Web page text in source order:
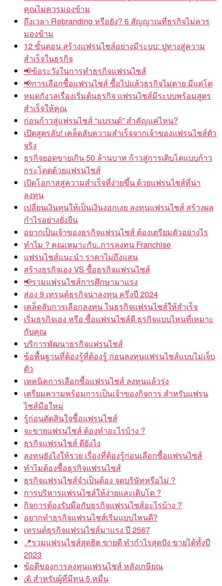
คุณไม่ควรมองข้าม
ถึงเวลา Rebranding หรือยัง? 6 สัญญาณที่ธุรกิจไม่ควร
มองข้าม
12 ขั้นตอน สร้างแฟรนไชส์อย่างมีระบบ: ปูทางสู่ความ
สำเร็จในธุรกิจ
📢ข้อระวังในการทำธุรกิจแฟรนไชส์
📢การเลือกซื้อแฟรนไชส์ ซื้อไปแล้วธุรกิจไม่ตาย มีแต่โต
หมดกังวลเรื่องเริ่มต้นธุรกิจ แฟรนไชส์มีระบบพร้อมสูตร
สำเร็จให้คุณ
ก่อนก้าวสู่แฟรนไชส์ “แบรนด์” สำคัญแค่ไหน?
เปิดสูตรลับ! เคล็ดลับความสำเร็จจากเจ้าของแฟรนไชส์ตัว
จริง
ธุรกิจยอดขายเกิน 50 ล้านบาท ก้าวสู่การเติบโตแบบก้าว
กระโดดด้วยแฟรนไชส์
เปิดโอกาสสู่ความสำเร็จที่ง่ายขึ้น ด้วยแฟรนไชส์ที่น่า
ลงทุน
เปลี่ยนเงินทุนให้เป็นเงินงอกเงย ลงทุนแฟรนไชส์ สร้างผล
กำไรอย่างยั่งยืน
อยากเป็นเจ้าของธุรกิจแฟรนไชส์ ต้องเตรียมตัวอย่างไร
ทำไม ? คุณเหมาะกับ..การลงทุน Franchise
แฟรนไชส์แนะนำ ราคาไม่ถึงแสน
สร้างธุรกิจเอง VS ซื้อธุรกิจแฟรนไชส์
📢รวมแฟรนไชส์การศึกษามาแรง
ส่อง 9 เทรนด์ธุรกิจน่าลงทุน ครึ่งปี 2024
เคล็ดลับการเลือกลงทุน ในธุรกิจแฟรนไชส์ให้สำเร็จ
เริ่มธุรกิจเอง หรือ ซื้อแฟรนไชส์ดี ธุรกิจแบบไหนที่เหมาะ
กับคุณ
บริการพัฒนาธุรกิจแฟรนไชส์
ข้อพื้นฐานที่ต้องรู้ที่ต้องรู้ ก่อนลงทุนแฟรนไชส์แบบไม่เจ็บ
ตัว
เทคนิคการเลือกซื้อแฟรนไชส์ ลงทุนแล้วรุ่ง
เตรียมความพร้อมการเป็นเจ้าของกิจการ สำหรับแฟรน
ไชส์มือใหม่
รู้ก่อนตัดสินใจซื้อแฟรนไชส์
จะขายแฟรนไชส์ ต้องทำอะไรบ้าง ?
ธุรกิจแฟรนไชส์ ดียังไง
ลงทุนยังไงให้รวย เรื่องที่ต้องรู้ก่อนเลือกซื้อแฟรนไชส์
ทำไมต้องซื้อธุรกิจแฟรนไชส์
ธุรกิจแฟรนไชส์จำเป็นต้อง จดบริษัทหรือไม่ ?
การบริหารแฟรนไชส์ให้ง่ายและเติบโต ?
กิจการต้องรับมือกับธุรกิจแฟรนไชส์อะไรบ้าง ?
อยากทำธุรกิจแฟรนไชส์เริ่มแบบไหนดี?
เทรนด์ธุรกิจแฟรนไชส์มาแรง ปี 2567
📍รวมแฟรนไชส์สุดฮิต ขายดี ทำกำไรสุดปัง ขายได้ทั้งปี
2023
ข้อดีของการลงทุนแฟรนไชส์ หลังเกษียณ
💰 สำหรับผู้ที่มีทุน 5 หมื่น